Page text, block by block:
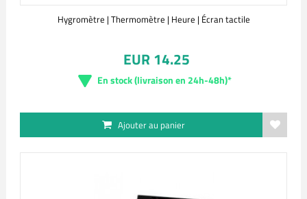
Hygromètre | Thermomètre | Heure | Écran tactile
EUR 14.25
En stock (livraison en 24h-48h)*
Ajouter au panier